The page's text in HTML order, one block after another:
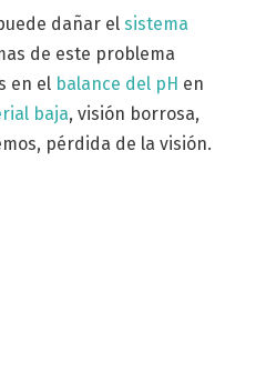
dañar el sistema
de este problema
en el balance del pH en
baja, visión borrosa,
pérdida de la visión.